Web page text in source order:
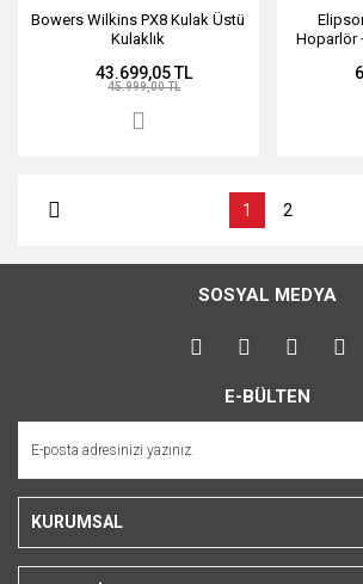
Bowers Wilkins PX8 Kulak Üstü
Kulaklık
43.699,05 TL
45.999,00 TL
Hoparlör
1 2
SOSYAL MEDYA
E-BÜLTEN
KURUMSAL